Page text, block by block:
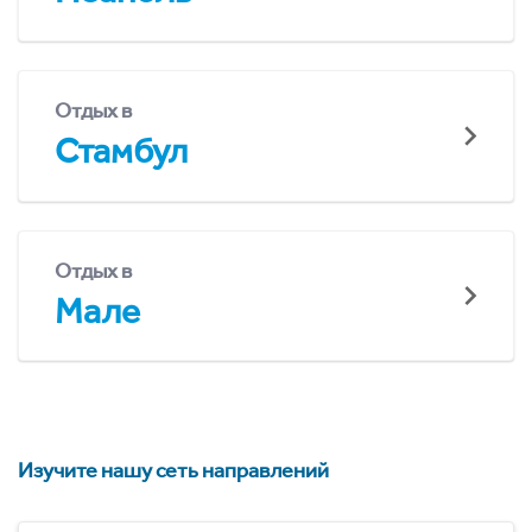
Отдых в
Стамбул
Отдых в
Мале
Изучите нашу сеть направлений